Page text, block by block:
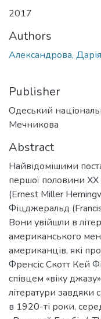
2017
Authors
Александрова,
Publisher
Одеський
Мечникова
Abstract
Найвідомішими
першої половини ХХ
(Ernest Miller
Фіцджеральд
Вони увійшли в
американського
американців, які
Френсіс Скотт Кей
співцем «віку
літератури
в 1920-ті роки,